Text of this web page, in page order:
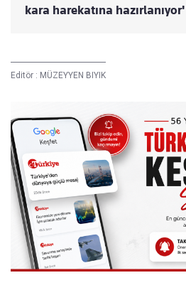
kara harekatına hazırlanıyor'
Editör : MÜZEYYEN BIYIK